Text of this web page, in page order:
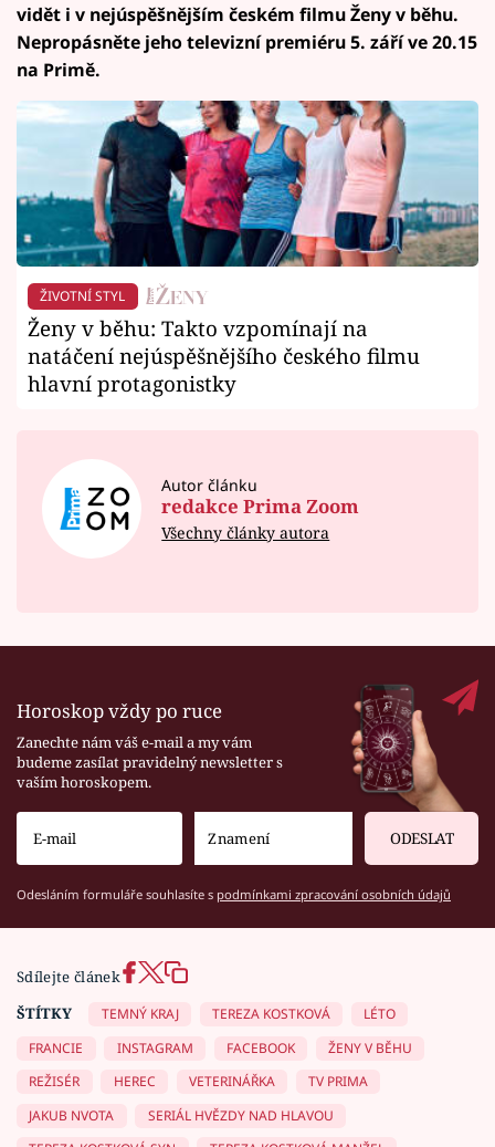
vidět i v nejúspěšnějším českém filmu Ženy v běhu.
Nepropásněte jeho televizní premiéru 5. září ve 20.15
na Primě.
ŽIVOTNÍ STYL
Ženy v běhu: Takto vzpomínají na
natáčení nejúspěšnějšího českého filmu
hlavní protagonistky
Autor článku
redakce Prima Zoom
Všechny články autora
Horoskop vždy po ruce
Zanechte nám váš e-mail a my vám
budeme zasílat pravidelný newsletter s
vaším horoskopem.
ODESLAT
Odesláním formuláře souhlasíte s podmínkami zpracování osobních údajů
Sdílejte článek
ŠTÍTKY
TEMNÝ KRAJ TEREZA KOSTKOVÁ
LÉTO
FRANCIE
INSTAGRAM FACEBOOK
ŽENY V BĚHU
REŽISÉR
HEREC VETERINÁŘKA
TV PRIMA
JAKUB NVOTA
SERIÁL HVĚZDY NAD HLAVOU